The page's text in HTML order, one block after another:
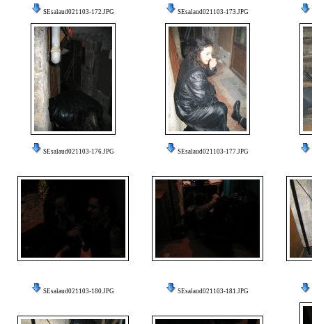
SEsalaud021103-172.JPG SEsalaud021103-173.JPG
SEsalaud021103-176.JPG SEsalaud021103-177.JPG
SEsalaud021103-180.JPG SEsalaud021103-181.JPG